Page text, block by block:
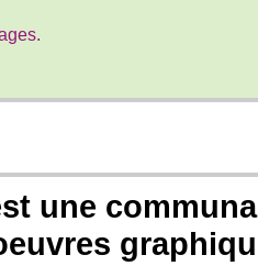
une